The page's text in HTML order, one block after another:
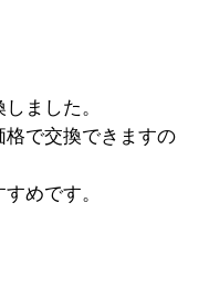
ました。
で交換できますの
めです。